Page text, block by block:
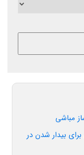
مباشی
بیدار شدن در